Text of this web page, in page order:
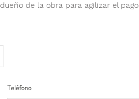
de la obra para agilizar el pago
Teléfono